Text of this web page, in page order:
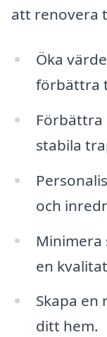
att renovera
Öka
förbättra
Förbättra
stabila
och
Minimera
en
Skapa
ditt hem.